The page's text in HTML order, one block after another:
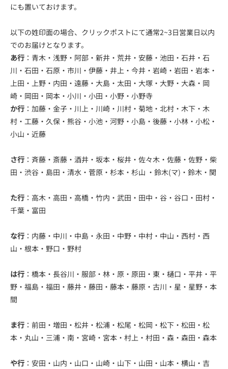
にも置いておけます。
以下の姓印面の場合、クリックポストにて通常2~3日営業日以内
でのお届けとなります。
あ行 ：青木・浅野・阿部・新井・荒井・安藤・池田・石井・石
川・石田・石原・市川・伊藤・井上・今井・岩崎・岩田・岩本・
上田・上野・内田・遠藤・大島・太田・大塚・大野・大森・岡
崎・岡田・岡本・小川・小田・小野・小野寺
か行 ：加藤・金子・川上・川崎・川村・菊地・北村・木下・木
村・工藤・久保・熊谷・小池・河野・小島・後藤・小林・小松・
小山・近藤
さ行 ：斉藤・斎藤・酒井・坂本・桜井・佐々木・佐藤・佐野・柴
田・渋谷・島田・清水・菅原・杉本・杉山 ・鈴木(マ)・鈴木・関
た行 ：高木・高田・高橋・竹内・武田・田中・谷・谷口・田村・
千葉・富田
な行 ：内藤・中川・中島・永田・中野・中村・中山・西村・西
山・根本・野口・野村
は行 ：橋本・長谷川・服部・林・原・原田・東・樋口・平井・平
野・福島・福田・藤井・藤田・藤本・藤原・古川・星・星野・本
間
ま行 ：前田・増田・松井・松浦・松尾・松岡・松下・松田・松
本・丸山・三浦・南・宮崎・宮本・村上・村田・森・森田・森本
や行 ：安田・山内・山口・山崎・山下・山田・山本・横山・吉